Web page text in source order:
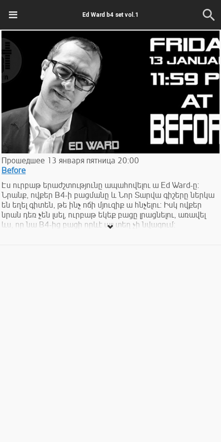
Ed Ward b4 set vol.1
Прошедшее 13 января пятница 20:00
Before
Էս ուրբաթ երաժշտությունը ապահովելու ա Ed Ward-ը:
Նրանք, ովքեր B4-ի բացմանը և Նոր Տարվա գիշերը ներկա
են եղել գիտեն, թե ինչ ոճի մյուզիք ա հնչելու: Իսկ ովքեր
նրան դեռ չեն լսել, ուրբաթ եկեք բացը լրացնելու, առավել
ևս, որ նա B4-ից բացի որևէ այլ տեղ չի նվագում: